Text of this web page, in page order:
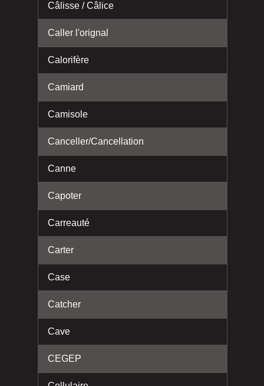
Câlisse / Câlice
Caller l'orignal
Calorifère
Camiard
Camisole
Canceller/Cancellation
Canne
Capoter
Carreauté
Carter
Case
Catcher
Cave
CEGEP